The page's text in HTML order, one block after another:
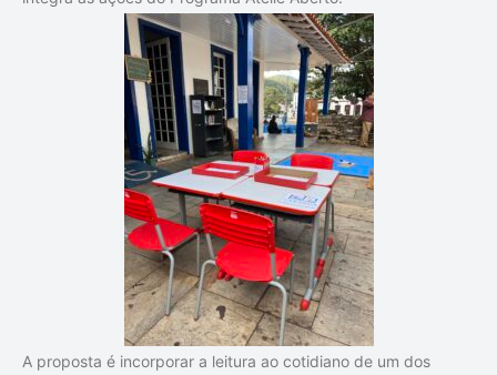
A proposta é incorporar a leitura ao cotidiano de um dos